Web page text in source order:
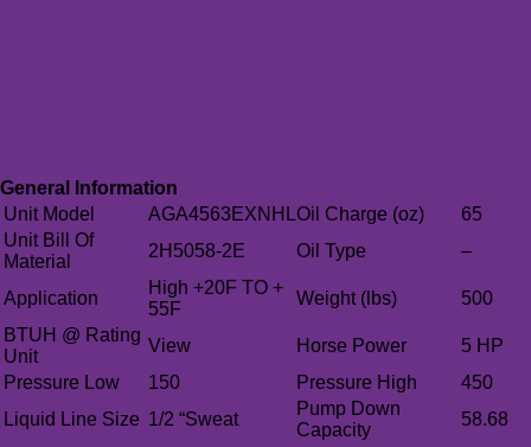
General Information
Unit Model
AGA4563EXNHLOil Charge (oz)
65
Unit Bill Of
Material
2H5058-2E Oil Type –
Application
High +20F TO +
55F
Weight (lbs)
500
BTUH @ Rating
Unit
View Horse Power
5 HP
Pressure Low
150 Pressure High
450
Liquid Line Size 1/2 “Sweat
Pump Down
Capacity
58.68